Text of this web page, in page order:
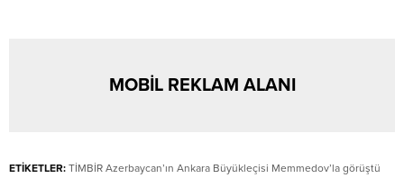
MOBİL REKLAM ALANI
ETİKETLER: TİMBİR Azerbaycan’ın Ankara Büyükleçisi Memmedov’la görüştü